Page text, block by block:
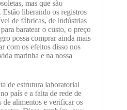
mas que são
liberando os registros
de fábricas, de indústrias
baratear o custo, o preço
possa comprar ainda mais
com os efeitos disso nos
marinha e na nossa
de estrutura laboratorial
país e a falta de rede de
alimentos e verificar os